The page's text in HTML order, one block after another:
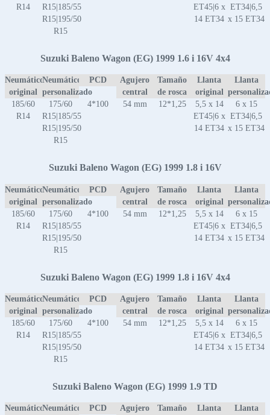
R14
R15|185/55
R15|195/50
R15
ET45|6 x
14 ET34
ET34|6,5
x 15 ET34
Suzuki Baleno Wagon (EG) 1999 1.6 i 16V 4x4
Neumático
original
Neumático
personalizado
PCD
Agujero
central
Tamaño
de rosca
Llanta
original
Llanta
185/60
R14
175/60
R15|185/55
R15|195/50
R15
4*100 54 mm 12*1,25
5,5 x 14
ET45|6 x
14 ET34
6 x 15
ET34|6,5
x 15 ET34
Suzuki Baleno Wagon (EG) 1999 1.8 i 16V
Neumático
original
Neumático
personalizado
PCD
Agujero
central
Tamaño
de rosca
Llanta
original
Llanta
185/60
R14
175/60
R15|185/55
R15|195/50
R15
4*100 54 mm 12*1,25
5,5 x 14
ET45|6 x
14 ET34
6 x 15
ET34|6,5
x 15 ET34
Suzuki Baleno Wagon (EG) 1999 1.8 i 16V 4x4
Neumático
original
Neumático
personalizado
PCD
Agujero
central
Tamaño
de rosca
Llanta
original
Llanta
185/60
R14
175/60
R15|185/55
R15|195/50
R15
4*100 54 mm 12*1,25
5,5 x 14
ET45|6 x
14 ET34
6 x 15
ET34|6,5
x 15 ET34
Suzuki Baleno Wagon (EG) 1999 1.9 TD
NeumáticoNeumático
PCD
Agujero
Tamaño
Llanta
Llanta